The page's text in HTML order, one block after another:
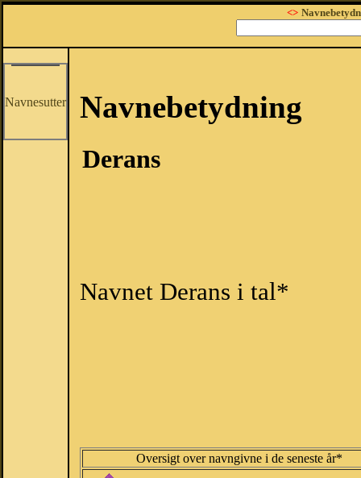
<>
Navnesutter Navnebetydning
Derans
Navnet Derans i tal*
Oversigt over navngivne i de seneste år*